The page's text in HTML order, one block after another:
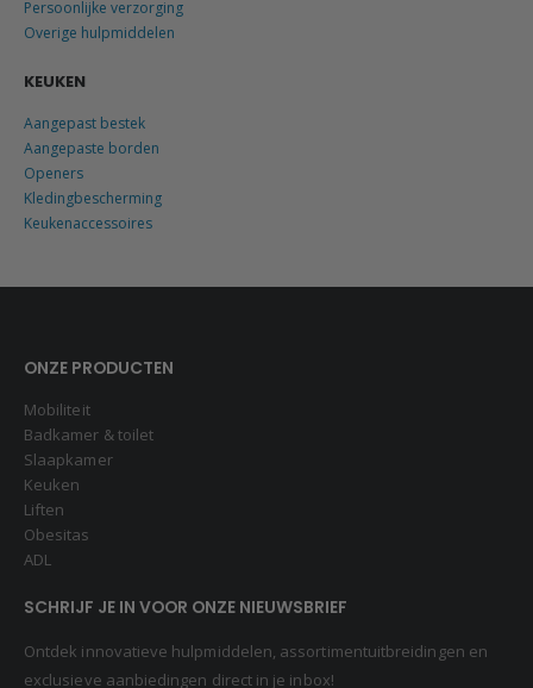
Overige hulpmiddelen
Aangepaste borden
Openers
Kledingbescherming
Keukenaccessoires
Badkamer & toilet
Slaapkamer
Keuken
Liften
Obesitas
ADL
exclusieve aanbiedingen direct in je inbox!